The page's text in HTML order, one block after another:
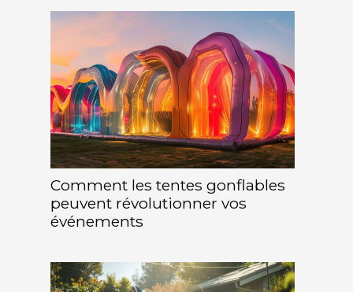
Comment les tentes gonflables
peuvent révolutionner vos
événements